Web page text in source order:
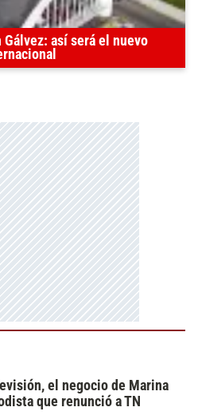
así será el nuevo
el negocio de Marina
que renunció a TN